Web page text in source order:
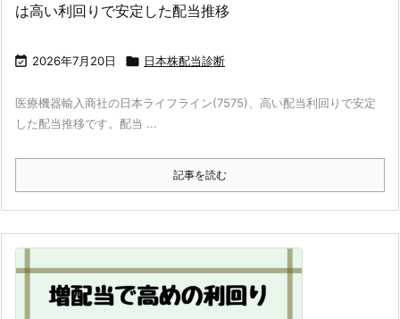
は高い利回りで安定した配当推移
 2026年7月20日  日本株配当診断
医療機器輸入商社の日本ライフライン(7575)、高い配当利回りで安定
した配当推移です。配当 ...
記事を読む